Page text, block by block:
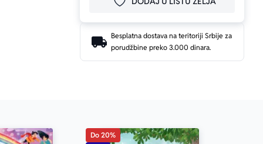
DODAJ U OMILJENE
Besplatna dostava na teritoriji Srbije za
porudžbine preko 3.000 dinara.
Do 20%